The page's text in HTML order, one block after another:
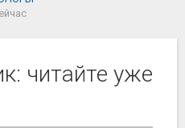
читайте уже